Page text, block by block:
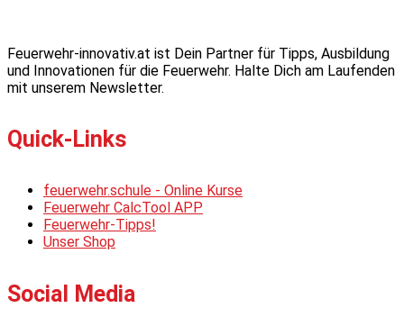
Feuerwehr-innovativ.at ist Dein Partner für Tipps, Ausbildung
und Innovationen für die Feuerwehr. Halte Dich am Laufenden
mit unserem Newsletter.
Quick-Links
feuerwehr.schule - Online Kurse
Feuerwehr CalcTool APP
Feuerwehr-Tipps!
Unser Shop
Social Media